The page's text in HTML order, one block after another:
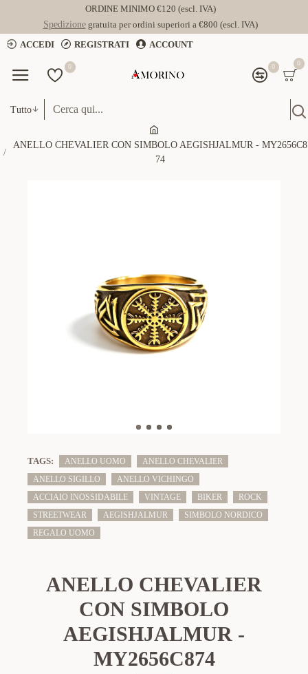
ORDINE MINIMO €120 (escl. IVA)
Spedizionegratuita per ordini superiori a €800 (escl. IVA)
ACCEDI
REGISTRATI ACCOUNT
0 0 0
Tutto
ANELLO CHEVALIER CON SIMBOLO AEGISHJALMUR - MY2656C8
74
TAGS: ANELLO UOMO
ANELLO CHEVALIER
ANELLO SIGILLO
ANELLO VICHINGO
ACCIAIO INOSSIDABILE
VINTAGE BIKER
ROCK
STREETWEAR
AEGISHJALMUR
SIMBOLO NORDICO
REGALO UOMO
ANELLO CHEVALIER
CON SIMBOLO
AEGISHJALMUR -
MY2656C874